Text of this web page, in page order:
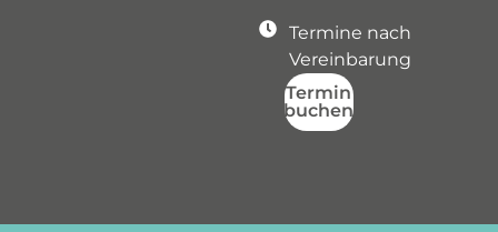
Termine nach
Vereinbarung
Termin
buchen